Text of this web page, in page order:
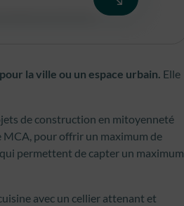
la ville ou un espace urbain. Elle
de construction en mitoyenneté
MCA, pour offrir un maximum de
permettent de capter un maximum
avec un cellier attenant et